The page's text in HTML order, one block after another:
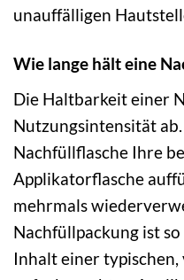
unauffälligen
Wie lange hält eine
Die Haltbarkeit einer
Nutzungsintensität
Nachfüllflasche Ihre
Applikatorflasche
mehrmals
Nachfüllpackung ist
Inhalt einer